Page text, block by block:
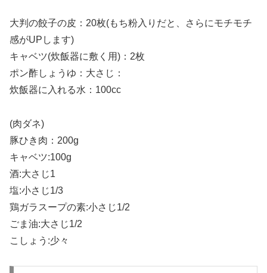
大判の餃子の皮：20枚(もち粉入りだと、さらにモチモチ
感がUPします)
キャベツ(炊飯器に敷く用)：2枚
ポン酢しょうゆ：大さじ：
炊飯器に入れる水：100cc
(肉ダネ)
豚ひき肉：200g
キャベツ:100g
酒:大さじ1
塩:小さじ1/3
鶏ガラスープの素:小さじ1/2
ごま油:大さじ1/2
こしょう:少々